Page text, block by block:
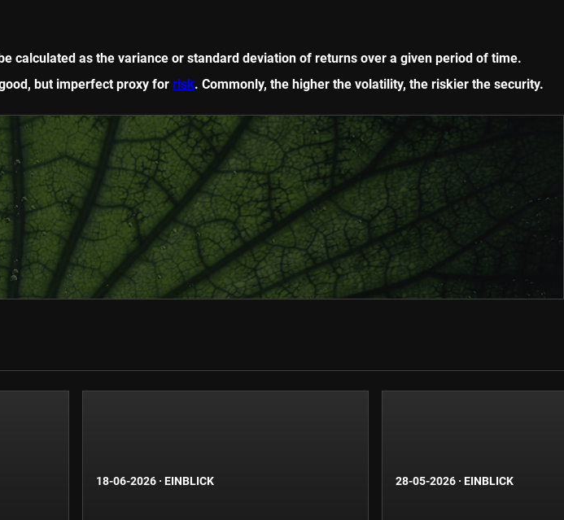
as the variance or standard deviation of returns over a given period of time.
but imperfect proxy for risk. Commonly, the higher the volatility, the riskier the security.
18-06-2026 · EINBLICK 28-05-2026 · EINBLICK